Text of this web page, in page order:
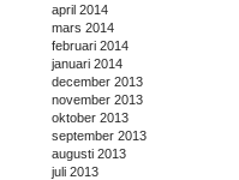
april 2014
mars 2014
februari 2014
januari 2014
december 2013
november 2013
oktober 2013
september 2013
augusti 2013
juli 2013